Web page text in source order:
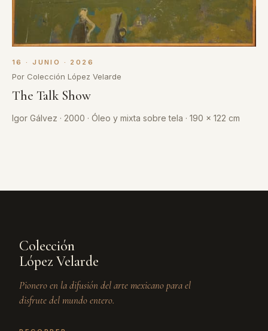
16 · JUNIO · 2026
Por Colección López Velarde
The Talk Show
Igor Gálvez · 2000 · Óleo y mixta sobre tela · 190 x 122 cm
Colección
López Velarde
Pionero en la difusión del arte mexicano para el
disfrute del mundo entero.